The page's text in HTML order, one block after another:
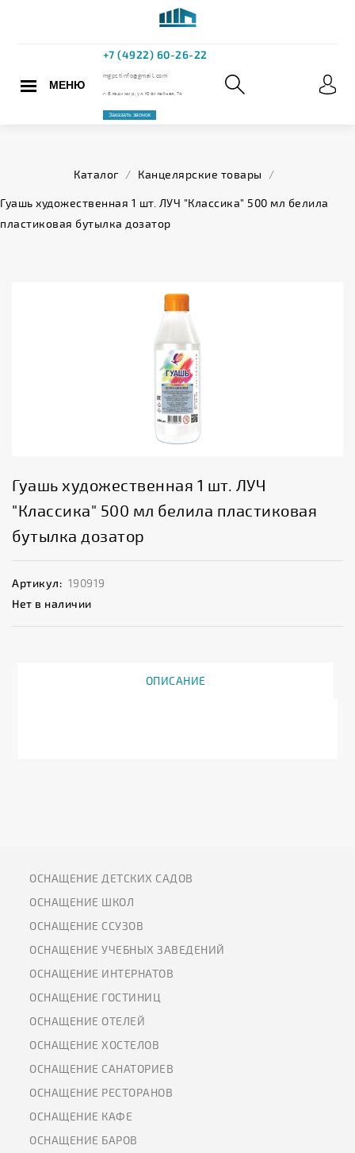
МЕНЮ
Каталог / Канцелярские товары /
Гуашь художественная 1 шт. ЛУЧ "Классика" 500 мл белила
пластиковая бутылка дозатор
Гуашь художественная 1 шт. ЛУЧ
"Классика" 500 мл белила пластиковая
бутылка дозатор
Артикул: 190919
Нет в наличии
ОПИСАНИЕ
ОСНАЩЕНИЕ ДЕТСКИХ САДОВ
ОСНАЩЕНИЕ ШКОЛ
ОСНАЩЕНИЕ ССУЗОВ
ОСНАЩЕНИЕ УЧЕБНЫХ ЗАВЕДЕНИЙ
ОСНАЩЕНИЕ ИНТЕРНАТОВ
ОСНАЩЕНИЕ ГОСТИНИЦ
ОСНАЩЕНИЕ ОТЕЛЕЙ
ОСНАЩЕНИЕ ХОСТЕЛОВ
ОСНАЩЕНИЕ САНАТОРИЕВ
ОСНАЩЕНИЕ РЕСТОРАНОВ
ОСНАЩЕНИЕ КАФЕ
ОСНАЩЕНИЕ БАРОВ